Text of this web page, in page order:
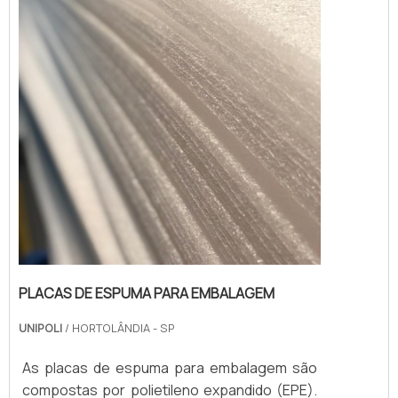
PLACAS DE ESPUMA PARA EMBALAGEM
UNIPOLI / HORTOLÂNDIA - SP
As placas de espuma para embalagem são
compostas por polietileno expandido (EPE).